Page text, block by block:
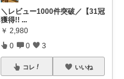
＼レビュー1000件突破／【31冠
獲得!! ...
￥ 2,980
0 0 3
コレ いいね